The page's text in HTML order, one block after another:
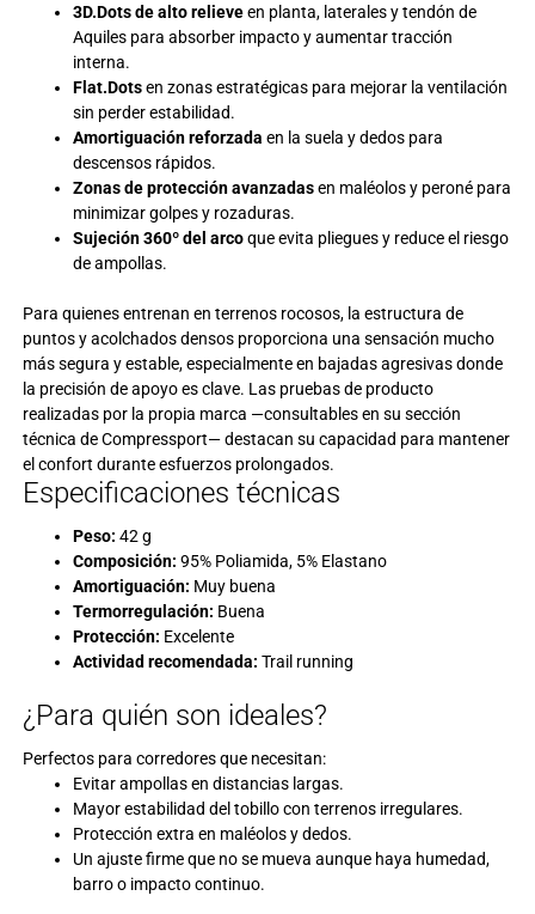
3D.Dots de alto relieveen planta, laterales y tendón de
Aquiles para absorber impacto y aumentar tracción
interna.
Flat.Dotsen zonas estratégicas para mejorar la ventilación
sin perder estabilidad.
Amortiguación reforzada en la suela y dedos para
descensos rápidos.
Zonas de protección avanzadasen maléolos y peroné para
minimizar golpes y rozaduras.
Sujeción 360º del arcoque evita pliegues y reduce el riesgo
de ampollas.
Para quienes entrenan en terrenos rocosos, la estructura de
puntos y acolchados densos proporciona una sensación mucho
más segura y estable, especialmente en bajadas agresivas donde
la precisión de apoyo es clave. Las pruebas de producto
realizadas por la propia marca —consultables en su sección
técnica deCompressport— destacan su capacidad para mantener
el confort durante esfuerzos prolongados.
Especificaciones técnicas
Peso: 42 g
Composición: 95% Poliamida, 5% Elastano
Amortiguación: Muy buena
Termorregulación: Buena
Protección: Excelente
Actividad recomendada: Trail running
¿Para quién son ideales?
Perfectos para corredores que necesitan:
Evitar ampollas en distancias largas.
Mayor estabilidad del tobillo con terrenos irregulares.
Protección extra en maléolos y dedos.
Un ajuste firme que no se mueva aunque haya humedad,
barro o impacto continuo.